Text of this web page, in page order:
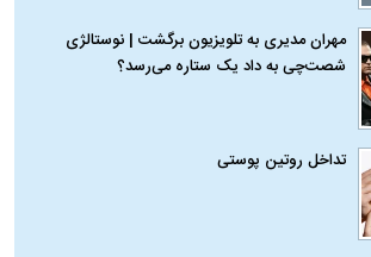
مهران مدیری به تلویزیون برگشت | نوستالژی
شصت‌چی به داد یک ستاره می‌رسد؟
تداخل روتین پوستی